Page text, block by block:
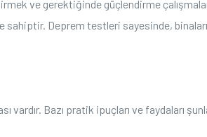
ve gerektiğinde güçlendirme
Deprem testleri sayesinde, binaların
Bazı pratik ipuçları ve faydaları